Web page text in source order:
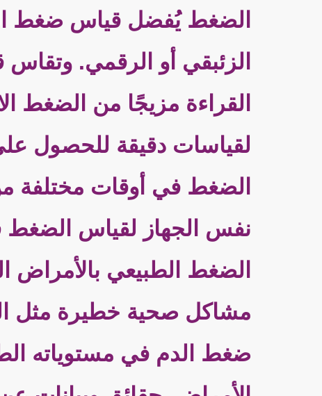
الضغط يُفضل قياس ضغط
القراءة مزيجًا من الضغط
لقياسات دقيقة للحصول
الضغط في أوقات مختلفة
نفس الجهاز لقياس الضغط
الضغط الطبيعي بالأمراض
مشاكل صحية خطيرة مثل
ضغط الدم في مستوياته